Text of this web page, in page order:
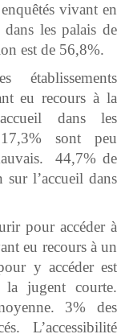
vivant en
les palais de
est de 56,8%.
établissements
eu recours à la
dans les
17,3% sont peu
44,7% de
l’accueil dans
pour accéder à
eu recours à un
y accéder est
la jugent courte.
3% des
L’accessibilité